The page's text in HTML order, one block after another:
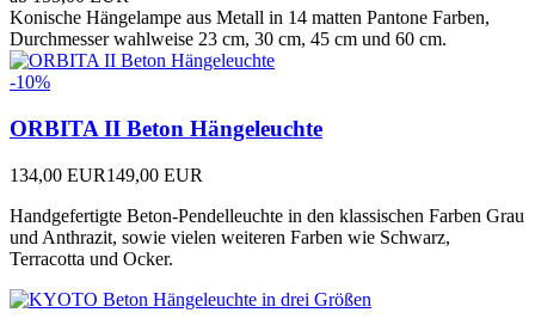
Konische Hängelampe aus Metall in 14 matten Pantone Farben,
Durchmesser wahlweise 23 cm, 30 cm, 45 cm und 60 cm.
-10%
ORBITA II Beton Hängeleuchte
134,00 EUR149,00 EUR
Handgefertigte Beton-Pendelleuchte in den klassischen Farben Grau
und Anthrazit, sowie vielen weiteren Farben wie Schwarz,
Terracotta und Ocker.